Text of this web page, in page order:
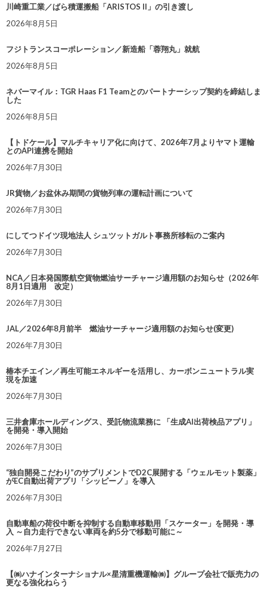
川崎重工業／ばら積運搬船「ARISTOS II」の引き渡し
2026年8月5日
フジトランスコーポレーション／新造船「蓉翔丸」就航
2026年8月5日
ネバーマイル：TGR Haas F1 Teamとのパートナーシップ契約を締結しま
した
2026年8月5日
【トドケール】マルチキャリア化に向けて、2026年7月よりヤマト運輸
とのAPI連携を開始
2026年7月30日
JR貨物／お盆休み期間の貨物列車の運転計画について
2026年7月30日
にしてつドイツ現地法人 シュツットガルト事務所移転のご案内
2026年7月30日
NCA／日本発国際航空貨物燃油サーチャージ適用額のお知らせ（2026年
8月1日適用 改定）
2026年7月30日
JAL／2026年8月前半 燃油サーチャージ適用額のお知らせ(変更)
2026年7月30日
椿本チエイン／再生可能エネルギーを活用し、カーボンニュートラル実
現を加速
2026年7月30日
三井倉庫ホールディングス、受託物流業務に 「生成AI出荷検品アプリ」
を開発・導入開始
2026年7月30日
“独自開発こだわり”のサプリメントでD2C展開する「ウェルモット製薬」
がEC自動出荷アプリ「シッピーノ」を導入
2026年7月30日
自動車船の荷役中断を抑制する自動車移動用「スケーター」を開発・導
入 ～自力走行できない車両を約5分で移動可能に～
2026年7月27日
【㈱ハナインターナショナル×星清重機運輸㈱】グループ会社で販売力の
更なる強化ねらう